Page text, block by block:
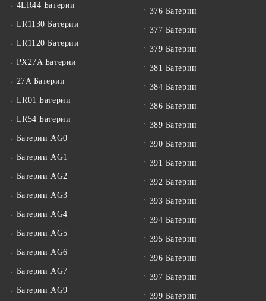
4LR44 Батерии
LR1130 Батерии
LR1120 Батерии
PX27A Батерии
27A Батерии
LR01 Батерии
LR54 Батерии
Батерии AG0
Батерии AG1
Батерии AG2
Батерии AG3
Батерии AG4
Батерии AG5
Батерии AG6
Батерии AG7
Батерии AG9
376 Батерии
377 Батерии
379 Батерии
381 Батерии
384 Батерии
386 Батерии
389 Батерии
390 Батерии
391 Батерии
392 Батерии
393 Батерии
394 Батерии
395 Батерии
396 Батерии
397 Батерии
399 Батерии